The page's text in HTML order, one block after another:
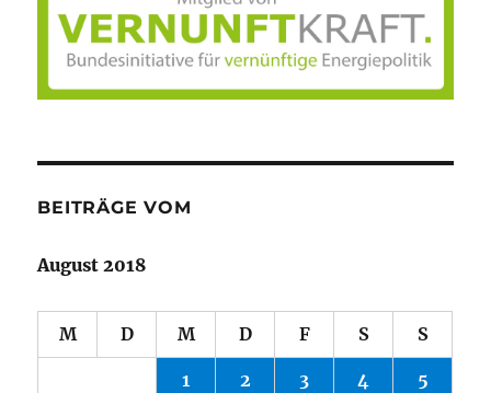
BEITRÄGE VOM
August 2018
M D M D F S S
1 2 3 4 5